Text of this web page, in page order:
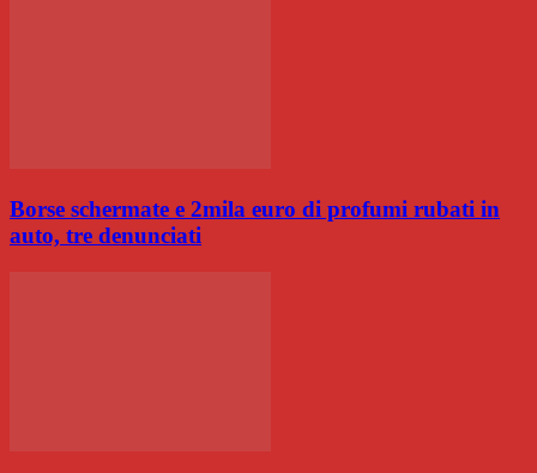
Borse schermate e 2mila euro di profumi rubati in
auto, tre denunciati